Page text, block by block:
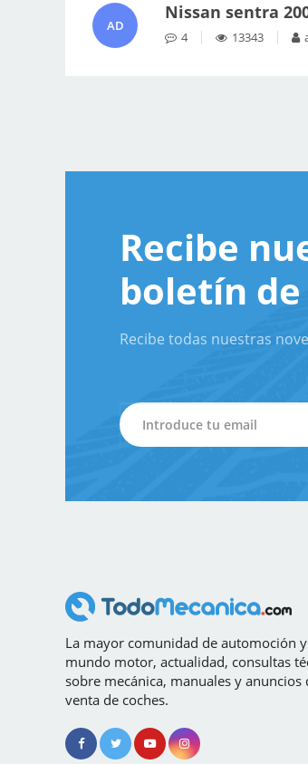
AD
Nissan sentra
4 13343
Recibe
boletín
Recibe todas nuestras
La mayor comunidad de automoción y
mundo motor, actualidad, consultas
sobre mecánica, manuales y anuncios
venta de coches.